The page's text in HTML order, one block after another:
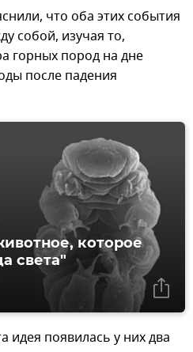
что оба этих события
собой, изучая то,
горных пород на дне
после падения
которое
света"
идея появилась у них два